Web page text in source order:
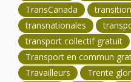
TransCanada
transnationales
transport collectif gratuit
Transport en commun
Travailleurs
Trente